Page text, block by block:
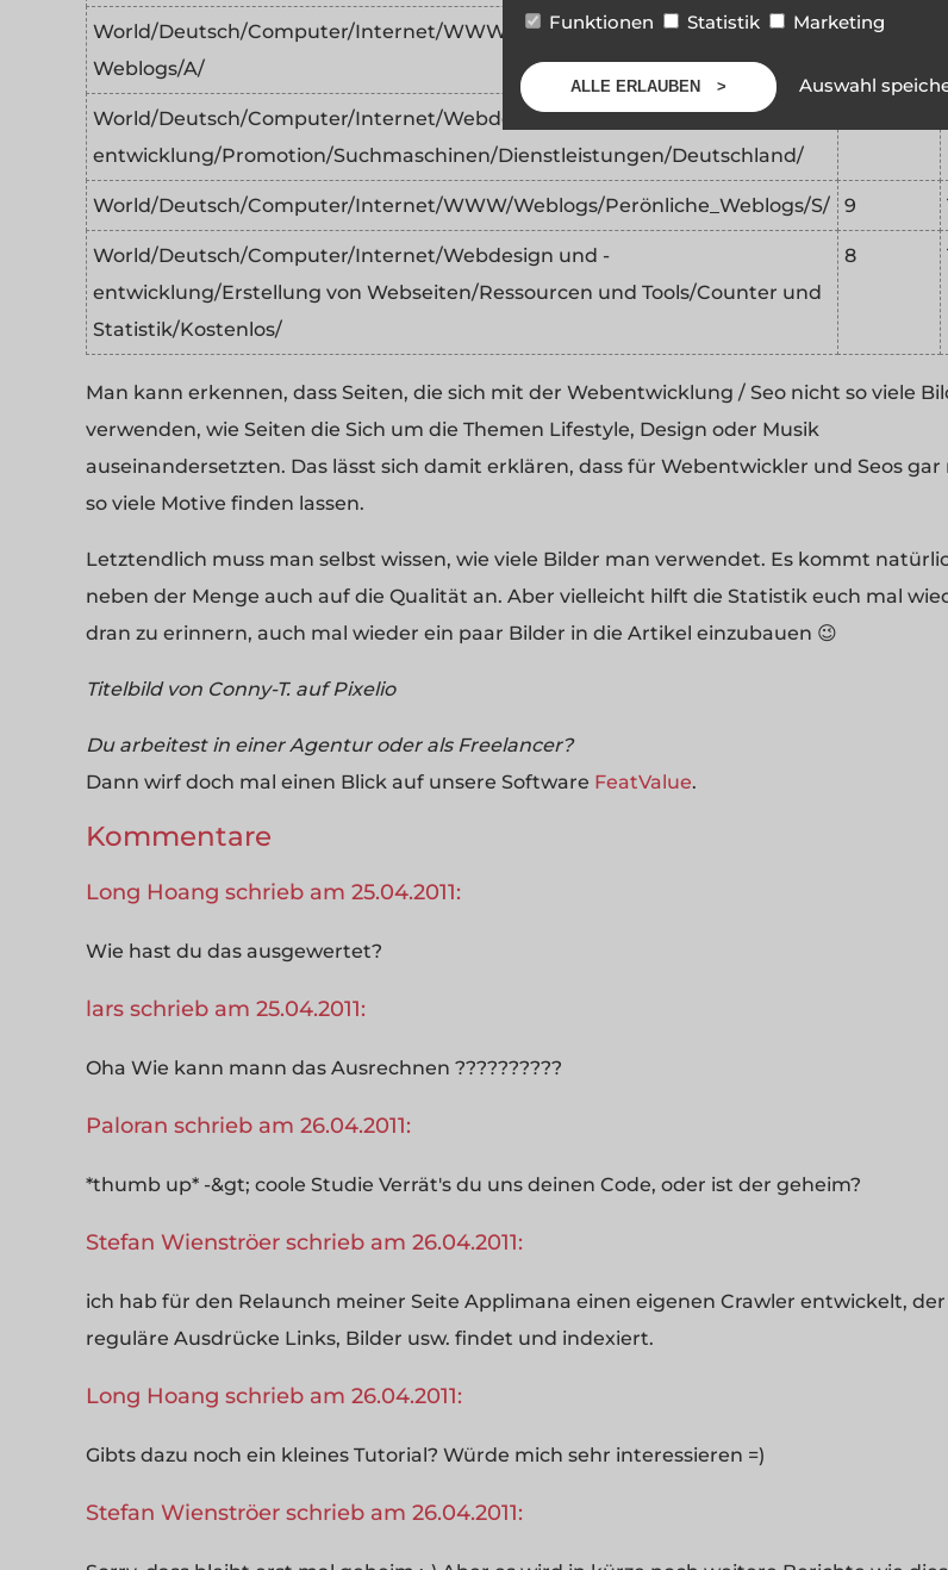
World/Deutsch/Computer/Internet/WWW/Weblogs/Persönliche
Weblogs/A/
8
World/Deutsch/Computer/Internet/Webdesign und -
entwicklung/Promotion/Suchmaschinen/Dienstleistungen/Deutschland/
World/Deutsch/Computer/Internet/WWW/Weblogs/Perönliche_Weblogs/S/ 9
World/Deutsch/Computer/Internet/Webdesign und -
entwicklung/Erstellung von Webseiten/Ressourcen und Tools/Counter und
Statistik/Kostenlos/
8
Man kann erkennen, dass Seiten, die sich mit der Webentwicklung / Seo nicht so viele
verwenden, wie Seiten die Sich um die Themen Lifestyle, Design oder Musik
auseinandersetzten. Das lässt sich damit erklären, dass für Webentwickler und Seos gar
so viele Motive finden lassen.
Letztendlich muss man selbst wissen, wie viele Bilder man verwendet. Es kommt
neben der Menge auch auf die Qualität an. Aber vielleicht hilft die Statistik euch mal
dran zu erinnern, auch mal wieder ein paar Bilder in die Artikel einzubauen 😉
Titelbild von Conny-T. auf Pixelio
Du arbeitest in einer Agentur oder als Freelancer?
Dann wirf doch mal einen Blick auf unsere Software FeatValue.
Kommentare
Long Hoang schrieb am 25.04.2011:
Wie hast du das ausgewertet?
lars schrieb am 25.04.2011:
Oha Wie kann mann das Ausrechnen ??????????
Paloran schrieb am 26.04.2011:
*thumb up* -&gt; coole Studie Verrät's du uns deinen Code, oder ist der geheim?
Stefan Wienströer schrieb am 26.04.2011:
ich hab für den Relaunch meiner Seite Applimana einen eigenen Crawler entwickelt,
reguläre Ausdrücke Links, Bilder usw. findet und indexiert.
Long Hoang schrieb am 26.04.2011:
Gibts dazu noch ein kleines Tutorial? Würde mich sehr interessieren =)
Stefan Wienströer schrieb am 26.04.2011:
Funktionen Statistik Marketing
ALLE ERLAUBEN Auswahl